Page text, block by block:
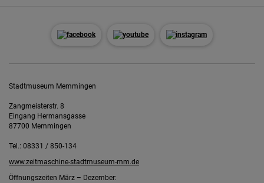
Stadtmuseum Memmingen
Zangmeisterstr. 8
Eingang Hermansgasse
87700 Memmingen
Tel.: 08331 / 850-134
www.zeitmaschine-stadtmuseum-mm.de
Öffnungszeiten März – Dezember: